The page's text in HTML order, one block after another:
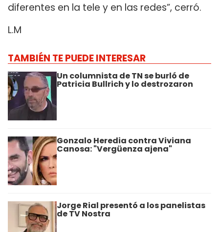
diferentes en la tele y en las redes”, cerró.
L.M
TAMBIÉN TE PUEDE INTERESAR
Un columnista de TN se burló de
Patricia Bullrich y lo destrozaron
Gonzalo Heredia contra Viviana
Canosa: "Vergüenza ajena"
Jorge Rial presentó a los panelistas
de TV Nostra